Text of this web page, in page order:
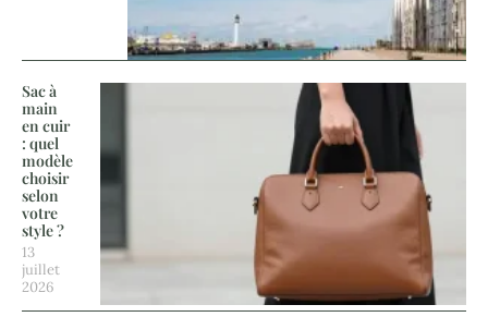
Sac à
main
en cuir
: quel
modèle
choisir
selon
votre
style ?
13
juillet
2026